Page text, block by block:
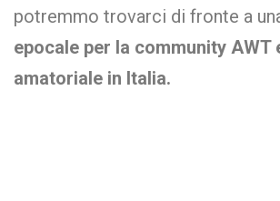
potremmo trovarci di fronte a
epocale per la community AWT
amatoriale in Italia.